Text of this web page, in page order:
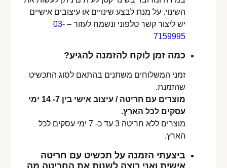
השינוי. על מנת לבצע שינויים או עיצובים אישיים
יש ליצור קשר טלפוני ונשמח לעזור –03-
7159995
כמה זמן לוקח להזמנה להגיע?
זמני המשלוחים משתנים בהתאם לסוג התכשיט
שהזמנת.
מוצרים עם חריטה / עיצוב אישי בין 7- 14 ימי
עסקים לכל הארץ.
מוצרים ללא חריטה 3 עד כ- 7 ימי עסקים לכל
הארץ.
ביצעתי הזמנה על תכשיט עם חריטה
אישית ואני רוצה לשנות את החריטה מה